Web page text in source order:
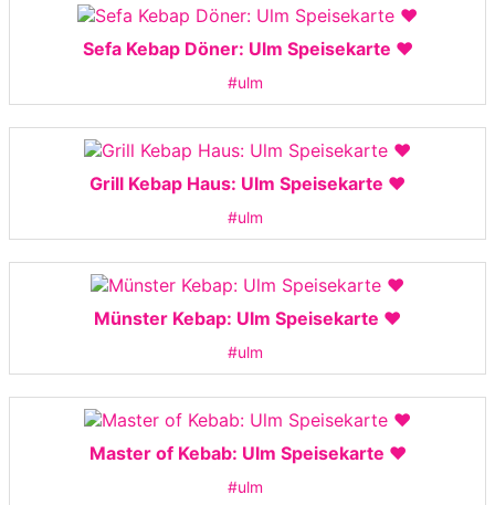
Sefa Kebap Döner: Ulm Speisekarte ❤️
#ulm
Grill Kebap Haus: Ulm Speisekarte ❤️
#ulm
Münster Kebap: Ulm Speisekarte ❤️
#ulm
Master of Kebab: Ulm Speisekarte ❤️
#ulm